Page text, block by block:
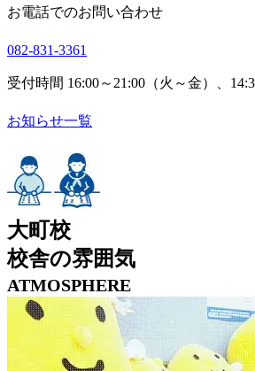
お電話でのお問い合わせ
082-831-3361
受付時間 16:00～21:00（火～金）、
お知らせ一覧
大町校
校舎の雰囲気
ATMOSPHERE